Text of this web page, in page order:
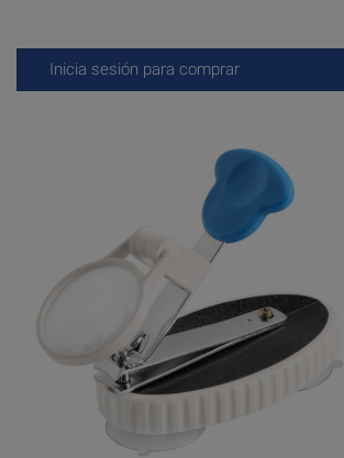
Inicia sesión para comprar